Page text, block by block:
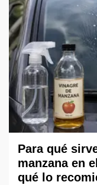
Para qué
manzana en
qué lo